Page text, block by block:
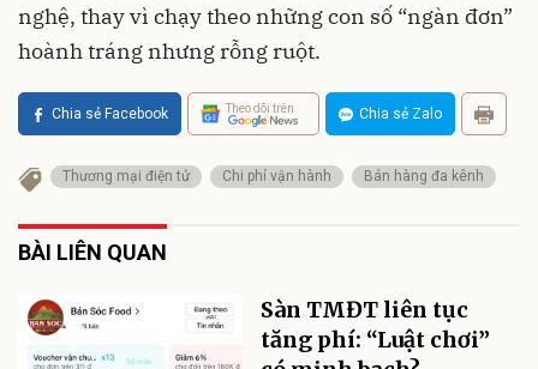
nghệ, thay vì chạy theo những con số “ngàn đơn”
hoành tráng nhưng rỗng ruột.
Chia sẻ Facebook Theo dõi trên Chia sẻ Zalo
Thương mại điện tử Chi phí vận hành Bán hàng đa kênh
BÀI LIÊN QUAN
Sàn TMĐT liên tục
tăng phí: “Luật chơi”